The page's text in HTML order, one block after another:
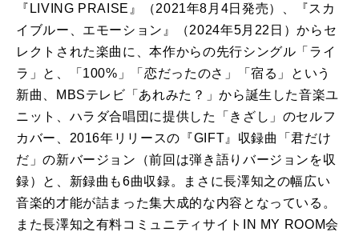
『LIVING PRAISE』（2021年8月4日発売）、『スカ
イブルー、エモーション』（2024年5月22日）からセ
レクトされた楽曲に、本作からの先行シングル「ライ
ラ」と、「100%」「恋だったのさ」「宿る」という
新曲、MBSテレビ「あれみた？」から誕生した音楽ユ
ニット、ハラダ合唱団に提供した「きざし」のセルフ
カバー、2016年リリースの『GIFT』収録曲「君だけ
だ」の新バージョン（前回は弾き語りバージョンを収
録）と、新録曲も6曲収録。まさに長澤知之の幅広い
音楽的才能が詰まった集大成的な内容となっている。
また長澤知之有料コミュニティサイトIN MY ROOM会